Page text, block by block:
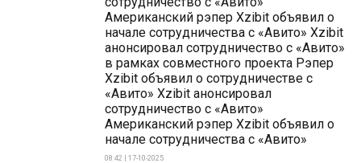
Американский рэпер Xzibit объявил о
начале сотрудничества с «Авито» Xzibit
анонсировал сотрудничество с «Авито»
в рамках совместного проекта Рэпер
Xzibit объявил о сотрудничестве с
«Авито» Xzibit анонсировал
сотрудничество с «Авито»
Американский рэпер Xzibit объявил о
начале сотрудничества с «Авито»
08:42 | 17-10-2025